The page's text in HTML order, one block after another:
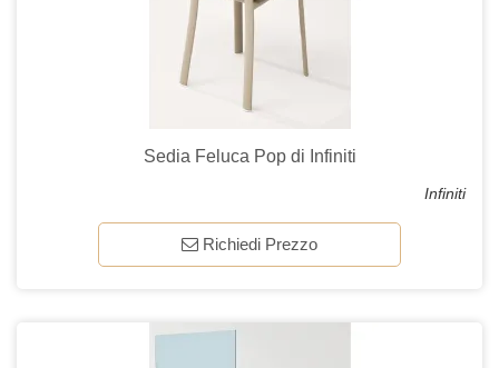
Sedia Feluca Pop di Infiniti
Infiniti
Richiedi Prezzo